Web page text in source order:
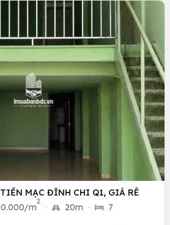
MẠC ĐĨNH CHI Q1, GIÁ RÊ
m
2
· 20m · 7